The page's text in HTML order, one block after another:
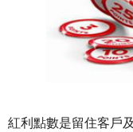
紅利點數是留住客戶